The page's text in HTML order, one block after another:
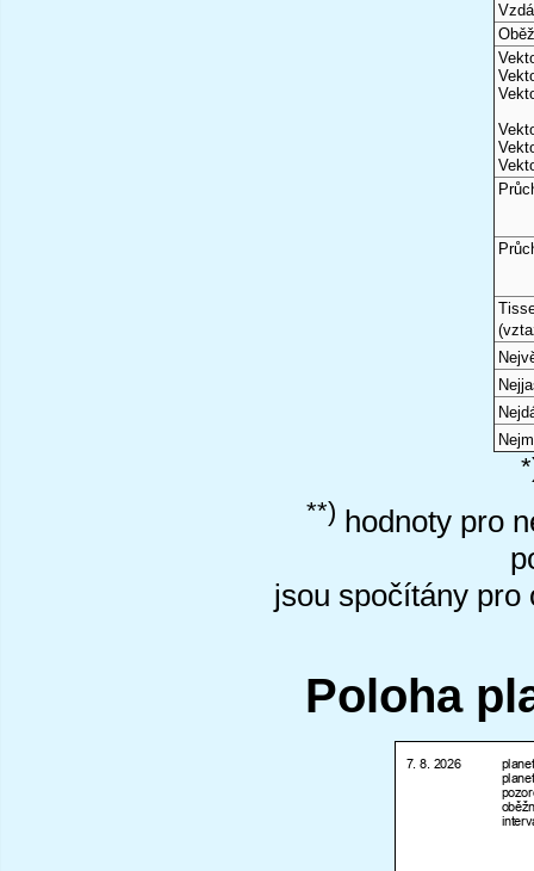
**) hodnoty pro
jsou spočítány pro
Poloha